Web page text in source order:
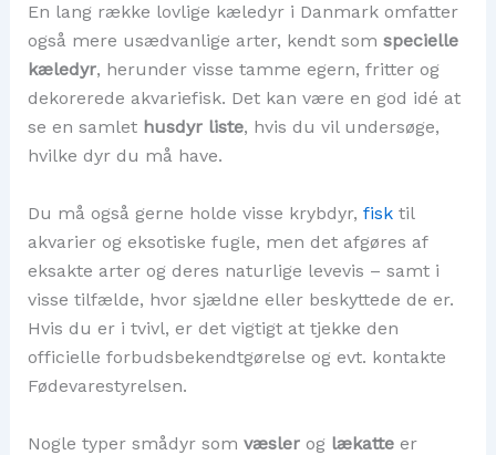
En lang række lovlige kæledyr i Danmark omfatter
også mere usædvanlige arter, kendt som specielle
kæledyr, herunder visse tamme egern, fritter og
dekorerede akvariefisk. Det kan være en god idé at
se en samlet husdyr liste, hvis du vil undersøge,
hvilke dyr du må have.
Du må også gerne holde visse krybdyr, fisktil
akvarier og eksotiske fugle, men det afgøres af
eksakte arter og deres naturlige levevis – samt i
visse tilfælde, hvor sjældne eller beskyttede de er.
Hvis du er i tvivl, er det vigtigt at tjekke den
officielle forbudsbekendtgørelse og evt. kontakte
Fødevarestyrelsen.
Nogle typer smådyr som væslerog lækatteer